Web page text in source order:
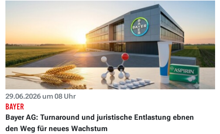
29.06.2026 um 08 Uhr
BAYER
Bayer AG: Turnaround und juristische Entlastung ebnen
den Weg für neues Wachstum